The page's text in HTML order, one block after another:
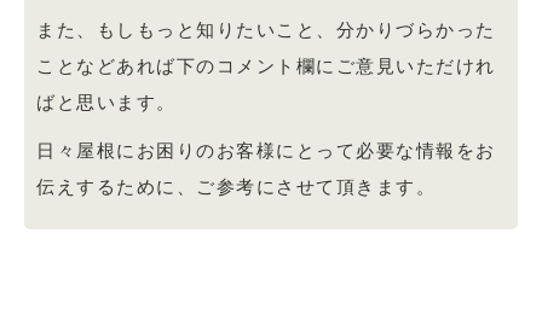
また、もしもっと知りたいこと、分かりづらかった
ことなどあれば下のコメント欄にご意見いただけれ
ばと思います。
日々屋根にお困りのお客様にとって必要な情報をお
伝えするために、ご参考にさせて頂きます。